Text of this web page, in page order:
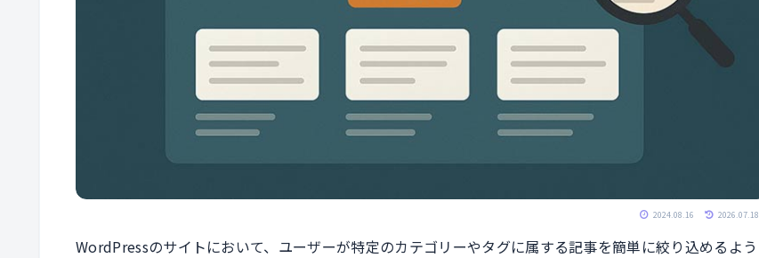
2024.08.16 2026.07.18
WordPressのサイトにおいて、ユーザーが特定のカテゴリーやタグに属する記事を簡単に絞り込めるよう